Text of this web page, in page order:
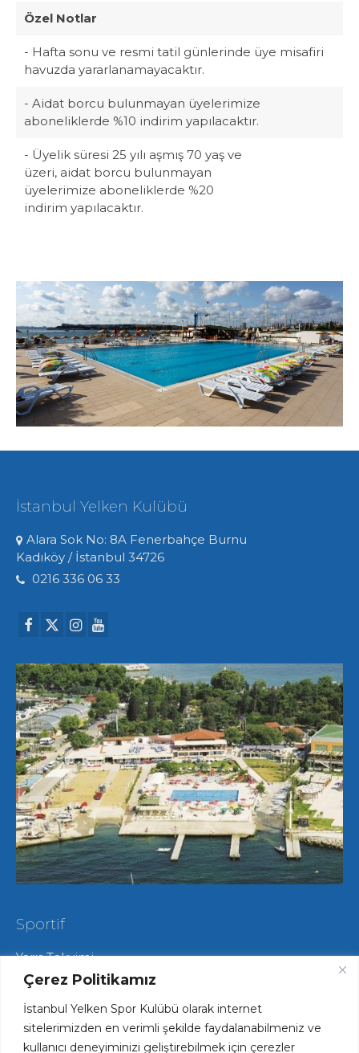
Çerez Politikamız
İstanbul Yelken Spor Kulübü olarak internet
sitelerimizden en verimli şekilde faydalanabilmeniz ve
kullanıcı deneyiminizi geliştirebilmek için çerezler
Özel Notlar
- Hafta sonu ve resmi tatil günlerinde üye misafiri
havuzda yararlanamayacaktır.
- Aidat borcu bulunmayan üyelerimize
aboneliklerde %10 indirim yapılacaktır.
- Üyelik süresi 25 yılı aşmış 70 yaş ve
üzeri, aidat borcu bulunmayan
üyelerimize aboneliklerde %20
indirim yapılacaktır.
İstanbul Yelken Kulübü
Alara Sok No: 8A Fenerbahçe Burnu
Kadıköy / İstanbul 34726
0216 336 06 33
Sportif
Yarış Takvimi
Hareketli Salma Yarışları
Yat Yarışları
Radyo Yelken Yarışları
Lisans ve Vize İşlemleri
Tekne Park ve Çekek Hizmetlerimiz